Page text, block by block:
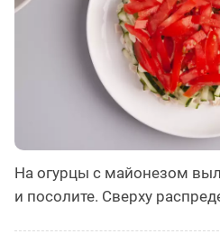
На огурцы с майонезом
и посолите. Сверху